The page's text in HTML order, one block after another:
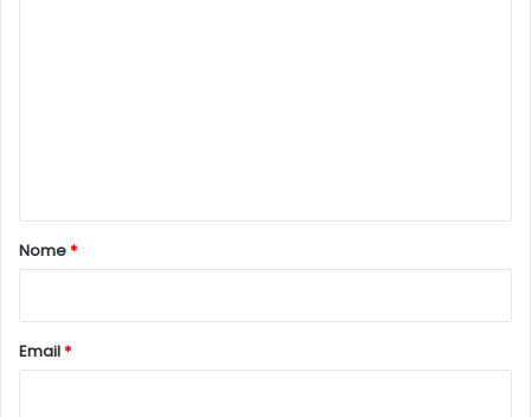
r
*
Nome*
Email*